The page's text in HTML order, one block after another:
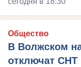
Общество
В Волжском
отключат СНТ